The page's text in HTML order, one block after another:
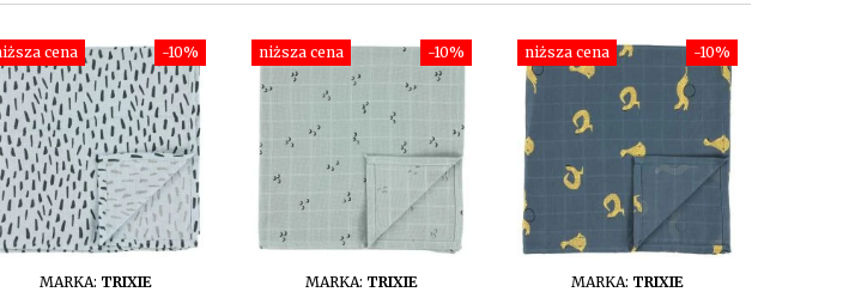
-10%
cena
DO KOSZYKA
MARKA: TRIXIE
-10%
niższa cena
DO KOSZYKA
MARKA: TRIXIE
-10%
niższa cena
DO KOSZYKA
MARKA: TRIXIE